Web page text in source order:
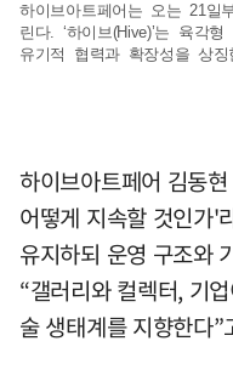
하이브아트페어는 오는 21일
린다. ‘하이브(Hive)’는 육각
유기적 협력과 확장성을 상
하이브아트페어 김동
어떻게 지속할 것인가'
유지하되 운영 구조와
“갤러리와 컬렉터, 기
술 생태계를 지향한다”